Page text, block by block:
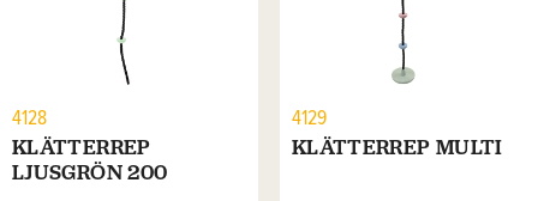
4128
KLÄTTERREP
LJUSGRÖN 200
4129
KLÄTTERREP MULTI